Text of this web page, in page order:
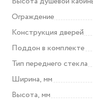
ограждения (мм)
Ограждение
Конструкция дверей
Поддон в комплекте
Тип переднего стекла
Ширина, мм
Высота, мм